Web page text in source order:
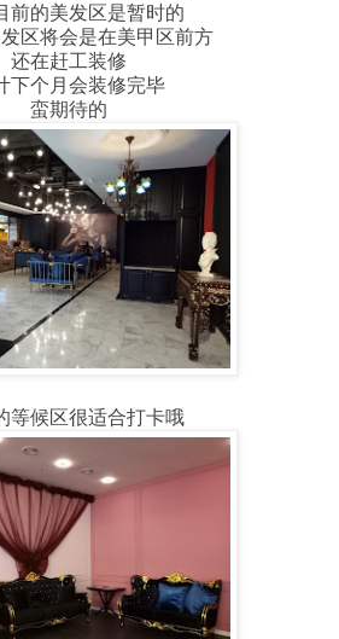
前的美发区是暂时的
区将会是在美甲区前方
还在赶工装修
下个月会装修完毕
蛮期待的
等候区很适合打卡哦